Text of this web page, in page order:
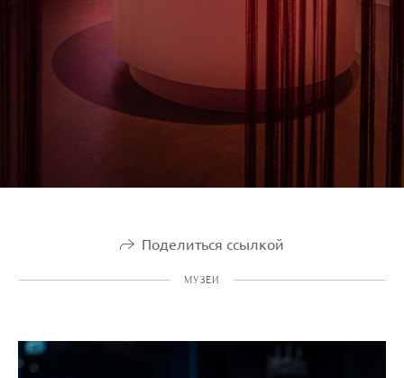
Поделиться ссылкой
МУЗЕИ